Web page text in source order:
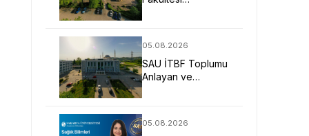
05.08.2026
SAU İTBF Toplumu
Anlayan ve
05.08.2026